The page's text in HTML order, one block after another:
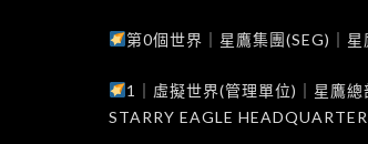
第0個世界｜星鷹集團(SEG)｜
1｜虛擬世界(管理單位)｜星鷹
STARRY EAGLE